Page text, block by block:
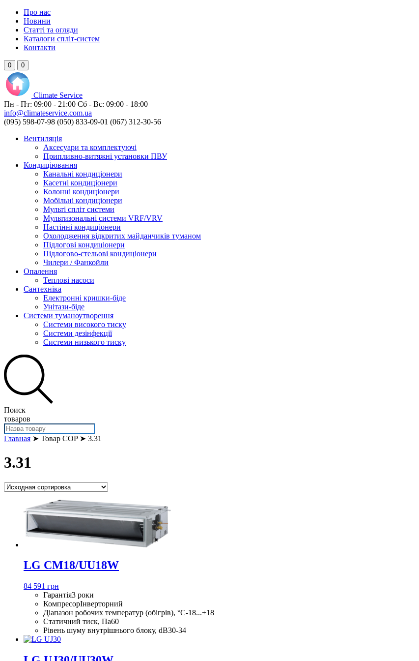
Про нас
Новини
Статті та огляди
Каталоги спліт-систем
Контакти
0 0
Climate Service
Пн - Пт: 09:00 - 21:00 Сб - Вс: 09:00 - 18:00
info@climateservice.com.ua
(095) 598-07-98 (050) 833-09-01 (067) 312-30-56
Вентиляція
Аксесуари та комплектуючі
Припливно-витяжні установки ПВУ
Кондиціювання
Канальні кондиціонери
Касетні кондиціонери
Колонні кондиціонери
Мобільні кондиціонери
Мульті спліт системи
Мультизональні системи VRF/VRV
Настінні кондиціонери
Охолодження відкритих майданчиків туманом
Підлогові кондиціонери
Підлогово-стельові кондиціонери
Чилери / Фанкойли
Опалення
Теплові насоси
Сантехніка
Електронні кришки-біде
Унітази-біде
Системи туманоутворення
Системи високого тиску
Системи дезінфекції
Системи низького тиску
Поиск
товаров
Главная ➤ Товар COP ➤ 3.31
3.31
LG CM18/UU18W
84 591 грн
Гарантія3 роки
КомпресорІнверторний
Діапазон робочих температур (обігрів), °С-18...+18
Статичний тиск, Па60
Рівень шуму внутрішнього блоку, dB30-34